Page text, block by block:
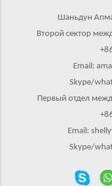
Шаньдун
Второй сектор
Email:
Skype/
Первый отдел
Email:
Skype/